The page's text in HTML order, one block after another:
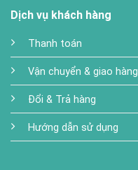
Dịch vụ khách hàng
Thanh toán
Vận chuyển & giao hàng
Đổi & Trả hàng
Hướng dẫn sử dụng